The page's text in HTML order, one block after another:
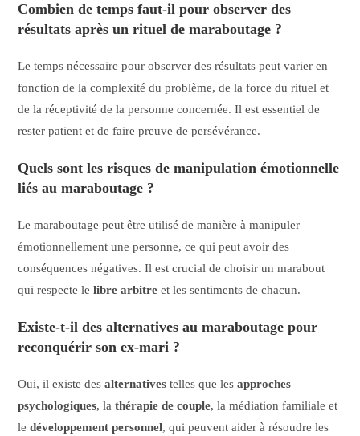
Combien de temps faut-il pour observer des
résultats après un rituel de maraboutage ?
Le temps nécessaire pour observer des résultats peut varier en
fonction de la complexité du problème, de la force du rituel et
de la réceptivité de la personne concernée. Il est essentiel de
rester patient et de faire preuve de persévérance.
Quels sont les risques de manipulation émotionnelle
liés au maraboutage ?
Le maraboutage peut être utilisé de manière à manipuler
émotionnellement une personne, ce qui peut avoir des
conséquences négatives. Il est crucial de choisir un marabout
qui respecte lelibre arbitre et les sentiments de chacun.
Existe-t-il des alternatives au maraboutage pour
reconquérir son ex-mari ?
Oui, il existe desalternatives telles que lesapproches
psychologiques, lathérapie de couple, la médiation familiale et
ledéveloppement personnel, qui peuvent aider à résoudre les